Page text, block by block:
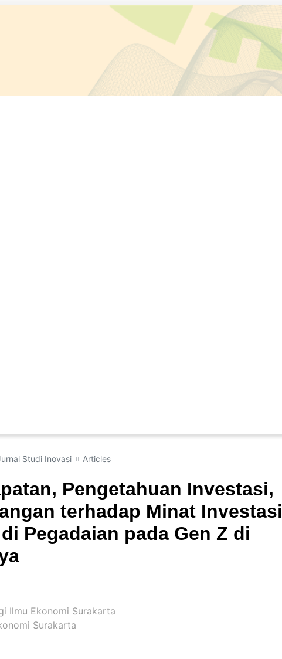
Studi Inovasi Articles
Pengetahuan Investasi,
terhadap Minat Investasi
Pegadaian pada Gen Z di
Ilmu Ekonomi Surakarta
Surakarta